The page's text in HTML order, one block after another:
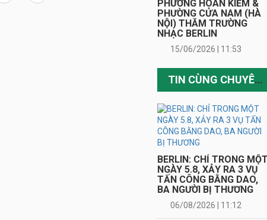
NHIỆM TỔNG THỐNG
STEINMEIER
LÀM ĐẸP TẠI TIỆM CỦA
CA SĨ HƯƠNG MƠ
ĐỨC BÁO ĐỘNG AN
NINH: Phát hiện drone
mang chất nổ tại sân
bay Leipzig/Halle
THƯ MỜI KIỀU BÀO
THAM DỰ ĐÊM CA
ÂM NHẠC HAI THẾ HỆ"
BÁO ĐỘNG TẠI ĐỨC: Ma
túy thế hệ mới đang âm
thầm tràn vào các nhà tù